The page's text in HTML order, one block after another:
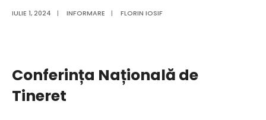
IULIE 1, 2024 | INFORMARE | FLORIN IOSIF
Conferința Națională de
Tineret